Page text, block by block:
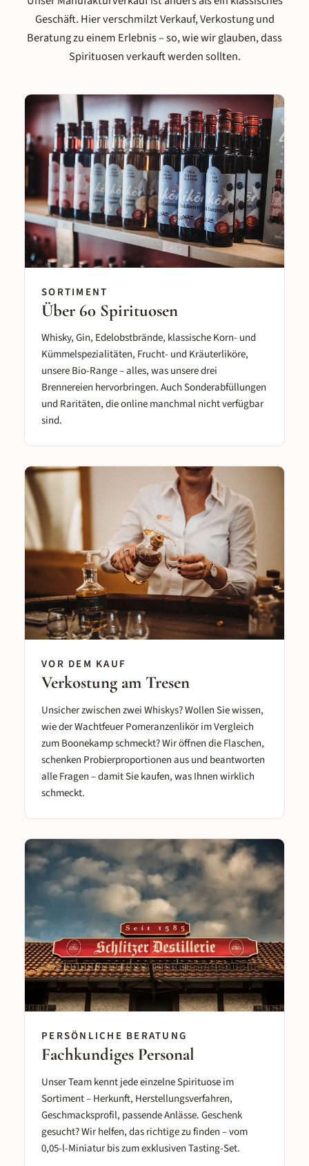
Was online verteilt ist, finden Sie hier auf einen
Blick: das komplette Sortiment der Schlitzer
Destillerie, der Marken Burgen Drinks und Aha
Excelsior. Vergleichen Sie Single Malt mit Single
drei Erntejahren, lassen Sie sich erklären, warum
unser Burgen Bio Dry Gin anders schmeckt als
jeder andere.
Geschäft. Hier verschmilzt Verkauf, Verkostung und
Beratung zu einem Erlebnis – so, wie wir glauben, dass
Spirituosen verkauft werden sollten.
SORTIMENT
Über 60 Spirituosen
Whisky, Gin, Edelobstbrände, klassische Korn- und
Kümmelspezialitäten, Frucht- und Kräuterliköre,
unsere Bio-Range – alles, was unsere drei
Brennereien hervorbringen. Auch Sonderabfüllungen
und Raritäten, die online manchmal nicht verfügbar
sind.
VOR DEM KAUF
Verkostung am Tresen
Unsicher zwischen zwei Whiskys? Wollen Sie wissen,
wie der Wachtfeuer Pomeranzenlikör im Vergleich
zum Boonekamp schmeckt? Wir öffnen die Flaschen,
schenken Probierproportionen aus und beantworten
alle Fragen – damit Sie kaufen, was Ihnen wirklich
schmeckt.
PERSÖNLICHE BERATUNG
Fachkundiges Personal
Unser Team kennt jede einzelne Spirituose im
Sortiment – Herkunft, Herstellungsverfahren,
Geschmacksprofil, passende Anlässe. Geschenk
gesucht? Wir helfen, das richtige zu finden – vom
0,05-l-Miniatur bis zum exklusiven Tasting-Set.